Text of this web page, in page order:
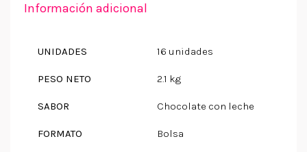
Información adicional
UNIDADES 16 unidades
PESO NETO 2.1 kg
SABOR Chocolate con leche
FORMATO Bolsa